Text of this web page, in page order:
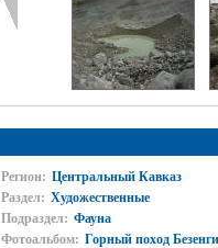
Регион: Центральный Кавказ
Раздел: Художественные
Подраздел: Фауна
Фотоальбом: Горный поход